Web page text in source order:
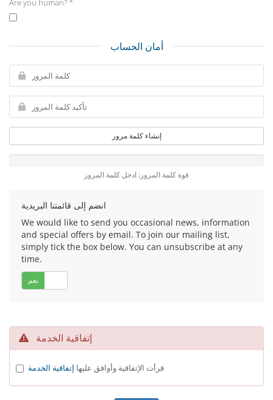
Are you human? *
أمان الحساب
إنشاء كلمة مرور
قوة كلمة المرور: ادخل كلمة المرور
انضم إلى قائمتنا البريدية
We would like to send you occasional news, information
and special offers by email. To join our mailing list,
simply tick the box below. You can unsubscribe at any
time.
نعم
إتفاقية الخدمة
قرأت الإتفاقية وأوافق عليها إتفاقية الخدمة